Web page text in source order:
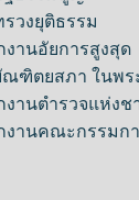
รวงยุติธรรม
งานอัยการสูงสุด
ณฑิตยสภา ในพ
งานตำรวจแห่งช
งานคณะกรรมก